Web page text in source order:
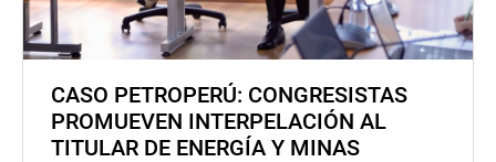
CASO PETROPERÚ: CONGRESISTAS
PROMUEVEN INTERPELACIÓN AL
TITULAR DE ENERGÍA Y MINAS